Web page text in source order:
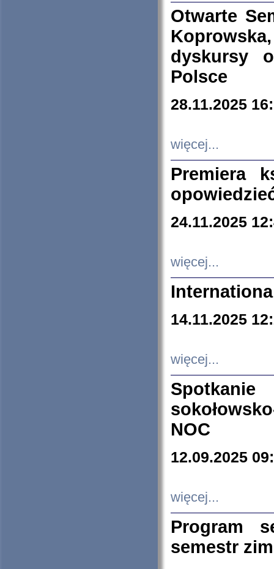
Otwarte
dyskursy
Polsce
28.11.2025
więcej...
Premiera
24.11.2025
więcej...
14.11.2025
więcej...
NOC
12.09.2025
więcej...
Program
semestr